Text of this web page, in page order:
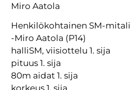
Miro Aatola
Henkilökohtainen SM-mitali
-Miro Aatola (P14)
halliSM, viisiottelu 1. sija
pituus 1. sija
80m aidat 1. sija